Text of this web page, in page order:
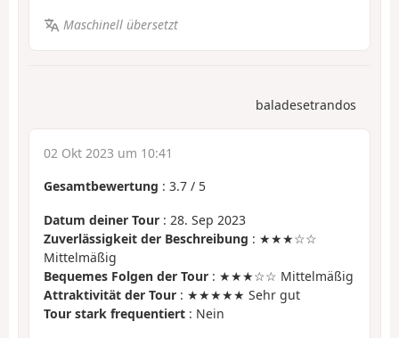
Maschinell übersetzt
baladesetrandos
02 Okt 2023 um 10:41
Gesamtbewertung : 3.7 / 5
Datum deiner Tour : 28. Sep 2023
Zuverlässigkeit der Beschreibung : ★★★☆☆
Mittelmäßig
Bequemes Folgen der Tour : ★★★☆☆ Mittelmäßig
Attraktivität der Tour : ★★★★★ Sehr gut
Tour stark frequentiert : Nein